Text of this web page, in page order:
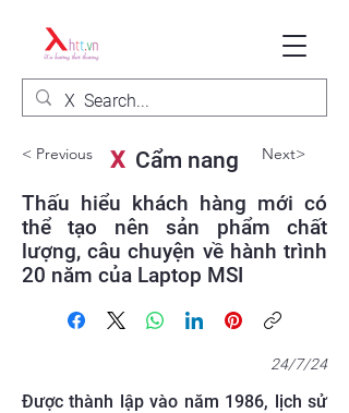
< Previous XCẩm nang Next>
Thấu hiểu khách hàng mới có
thể tạo nên sản phẩm chất
lượng, câu chuyện về hành trình
20 năm của Laptop MSI
24/7/24
Được thành lập vào năm 1986, lịch sử